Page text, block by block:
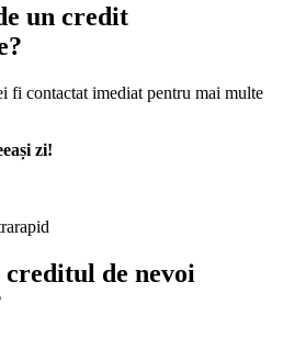
un credit
fi contactat imediat pentru mai multe
zi!
creditul de nevoi